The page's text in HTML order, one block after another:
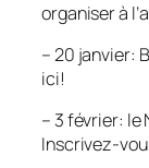
organiser à
– 20 janvier:
ici!
– 3 février:
Inscrivez-